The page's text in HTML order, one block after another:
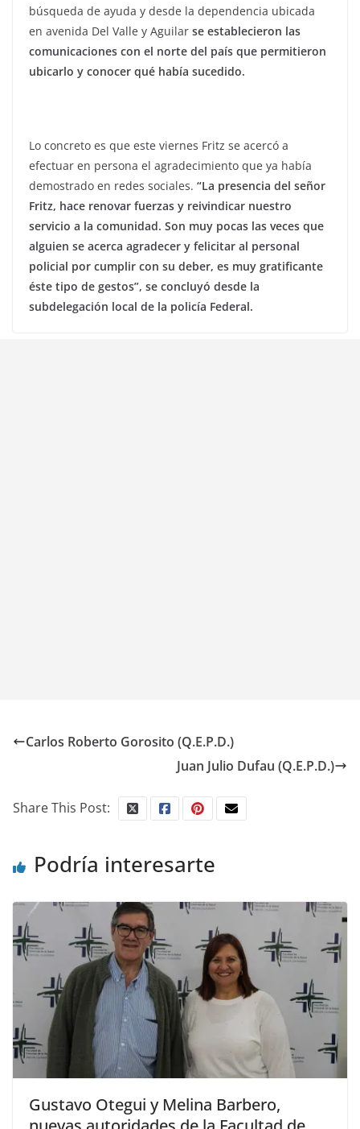
búsqueda de ayuda y desde la dependencia ubicada
en avenida Del Valle y Aguilar se establecieron las
comunicaciones con el norte del país que permitieron
ubicarlo y conocer qué había sucedido.
Lo concreto es que este viernes Fritz se acercó a
efectuar en persona el agradecimiento que ya había
demostrado en redes sociales. “La presencia del señor
Fritz, hace renovar fuerzas y reivindicar nuestro
servicio a la comunidad. Son muy pocas las veces que
alguien se acerca agradecer y felicitar al personal
policial por cumplir con su deber, es muy gratificante
éste tipo de gestos”, se concluyó desde la
subdelegación local de la policía Federal.
Carlos Roberto Gorosito (Q.E.P.D.)
Juan Julio Dufau (Q.E.P.D.)
Share This Post:
Podría interesarte
Gustavo Otegui y Melina Barbero,